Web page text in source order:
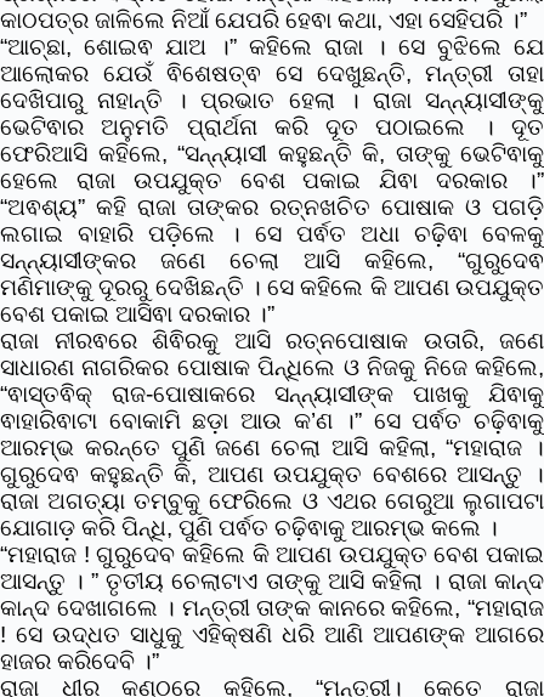
କାଠପତ୍ର ଜାଳିଲେ ନିଆଁ ଯେପରି ହେଵା କଥା, ଏହା ସେହିପରି ।”
“ଆଚ୍ଛା, ଶୋଇଵ ଯାଅ ।” କହିଲେ ରାଜା । ସେ ବୁଝିଲେ ଯେ
ଆଲୋକର ଯେଉଁ ଵିଶେଷତ୍ଵ ସେ ଦେଖୁଛନ୍ତି, ମନ୍ତ୍ରୀ ତାହା
ଦେଖିପାରୁ ନାହାନ୍ତି । ପ୍ରଭାତ ହେଲା । ରାଜା ସନ୍ନ୍ୟାସୀଙ୍କୁ
ଭେଟିଵାର ଅନୁମତି ପ୍ରାର୍ଥନା କରି ଦୂତ ପଠାଇଲେ । ଦୂତ
ଫେରିଆସି କହିଲେ, “ସନ୍ନ୍ୟାସୀ କହୁଛନ୍ତି କି, ତାଙ୍କୁ ଭେଟିଵାକୁ
ହେଲେ ରାଜା ଉପଯୁକ୍ତ ବେଶ ପକାଇ ଯିଵା ଦରକାର ।”
“ଅଵଶ୍ୟ” କହି ରାଜା ତାଙ୍କର ରତ୍ନଖଚିତ ପୋଷାକ ଓ ପଗଡ଼ି
ଲଗାଇ ବାହାରି ପଡ଼ିଲେ । ସେ ପର୍ଵତ ଅଧା ଚଢ଼ିଵା ବେଳକୁ
ସନ୍ନ୍ୟାସୀଙ୍କର ଜଣେ ଚେଲା ଆସି କହିଲେ, “ଗୁରୁଦେଵ
ମଣିମାଙ୍କୁ ଦୂରରୁ ଦେଖିଛନ୍ତି । ସେ କହିଲେ କି ଆପଣ ଉପଯୁକ୍ତ
ବେଶ ପକାଇ ଆସିଵା ଦରକାର ।”
ରାଜା ନୀରଵରେ ଶିଵିରକୁ ଆସି ରତ୍ନପୋଷାକ ଉତାରି, ଜଣେ
ସାଧାରଣ ନାଗରିକର ପୋଷାକ ପିନ୍ଧିଲେ ଓ ନିଜକୁ ନିଜେ କହିଲେ,
“ଵାସ୍ତଵିକ୍ ରାଜ-ପୋଷାକରେ ସନ୍ନ୍ୟାସୀଙ୍କ ପାଖକୁ ଯିଵାକୁ
ଵାହାରିଵାଟା ବୋକାମି ଛଡ଼ା ଆଉ କ’ଣ ।” ସେ ପର୍ଵତ ଚଢ଼ିଵାକୁ
ଆରମ୍ଭ କରନ୍ତେ ପୁଣି ଜଣେ ଚେଲା ଆସି କହିଲା,“ମହାରାଜ ।
ଗୁରୁଦେଵ କହୁଛନ୍ତି କି, ଆପଣ ଉପଯୁକ୍ତ ବେଶରେ ଆସନ୍ତୁ ।
ରାଜା ଅଗତ୍ୟା ତମ୍ବୁକୁ ଫେରିଲେ ଓ ଏଥର ଗେରୁଆ ଲୁଗାପଟା
ଯୋଗାଡ଼ କରି ପିନ୍ଧି, ପୁଣି ପର୍ଵତ ଚଢ଼ିଵାକୁ ଆରମ୍ଭ କଲେ ।
“ମହାରାଜ ! ଗୁରୁଦେବ କହିଲେ କି ଆପଣ ଉପଯୁକ୍ତ ବେଶ ପକାଇ
ଆସନ୍ତୁ । ” ତୃତୀୟ ଚେଲାଟାଏ ତାଙ୍କୁ ଆସି କହିଲା । ରାଜା କାନ୍ଦ
କାନ୍ଦ ଦେଖାଗଲେ । ମନ୍ତ୍ରୀ ତାଙ୍କ କାନରେ କହିଲେ, “ମହାରାଜ
! ସେ ଉଦ୍ଧତ ସାଧୁକୁ ଏହିକ୍ଷଣି ଧରି ଆଣି ଆପଣଙ୍କ ଆଗରେ
ହାଜର କରିଦେବି ।”
ରାଜା ଧୀର କଣ୍ଠରେ କହିଲେ, “ମନ୍ତ୍ରୀ। କେତେ ରାଜା